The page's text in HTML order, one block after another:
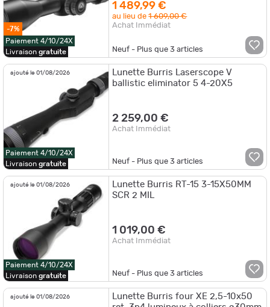
-7%
Paiement 4/10/24X
Livraison gratuite
1 489,99 €
au lieu de1 609,00 €
Achat Immédiat
Neuf - Plus que3 articles
ajouté le 01/08/2026
Paiement 4/10/24X
Livraison gratuite
Lunette Burris Laserscope V
ballistic eliminator 5 4-20X5
2 259,00 €
Achat Immédiat
Neuf - Plus que3 articles
ajouté le 01/08/2026
Paiement 4/10/24X
Livraison gratuite
Lunette Burris RT-15 3-15X50MM
SCR 2 MIL
1 019,00 €
Achat Immédiat
Neuf - Plus que3 articles
ajouté le 01/08/2026
Lunette Burris four XE 2,5-10x50